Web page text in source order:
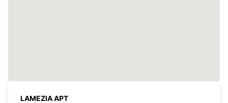
LAMEZIA APT